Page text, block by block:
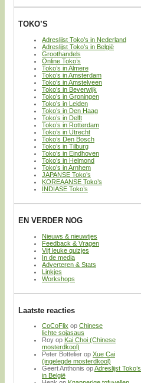
TOKO’S
Adreslijst Toko’s in Nederland
Adreslijst Toko’s in België
Groothandels
Online Toko’s
Toko’s in Almere
Toko’s in Amsterdam
Toko’s in Amstelveen
Toko’s in Beverwijk
Toko’s in Groningen
Toko’s in Leiden
Toko’s in Den Haag
Toko’s in Delft
Toko’s in Rotterdam
Toko’s in Utrecht
Toko’s Den Bosch
Toko’s in Tilburg
Toko’s in Eindhoven
Toko’s in Helmond
Toko’s in Arnhem
JAPANSE Toko’s
KOREAANSE Toko’s
INDIASE Toko’s
EN VERDER NOG
Nieuws & nieuwtjes
Feedback & Vragen
Vijf leuke quizjes
In de media
Adverteren & Stats
Linkjes
Workshops
Laatste reacties
CoCoFlix op Chinese
lichte sojasaus
Roy op Kai Choi (Chinese
mosterdkool)
Peter Bottelier op Xue Cai
(ingelegde mosterdkool)
Geert Anthonis opAdreslijst Toko’s
in België